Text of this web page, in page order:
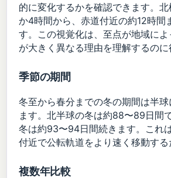
的に変化するかを確認できます。
か4時間から、赤道付近の約12時間
す。この視覚化は、至点が地域に
が大きく異なる理由を理解するのに
季節の期間
冬至から春分までの冬の期間は半球
ます。北半球の冬は約88〜89日間
冬は約93〜94日間続きます。これ
付近で公転軌道をより速く移動する
複数年比較